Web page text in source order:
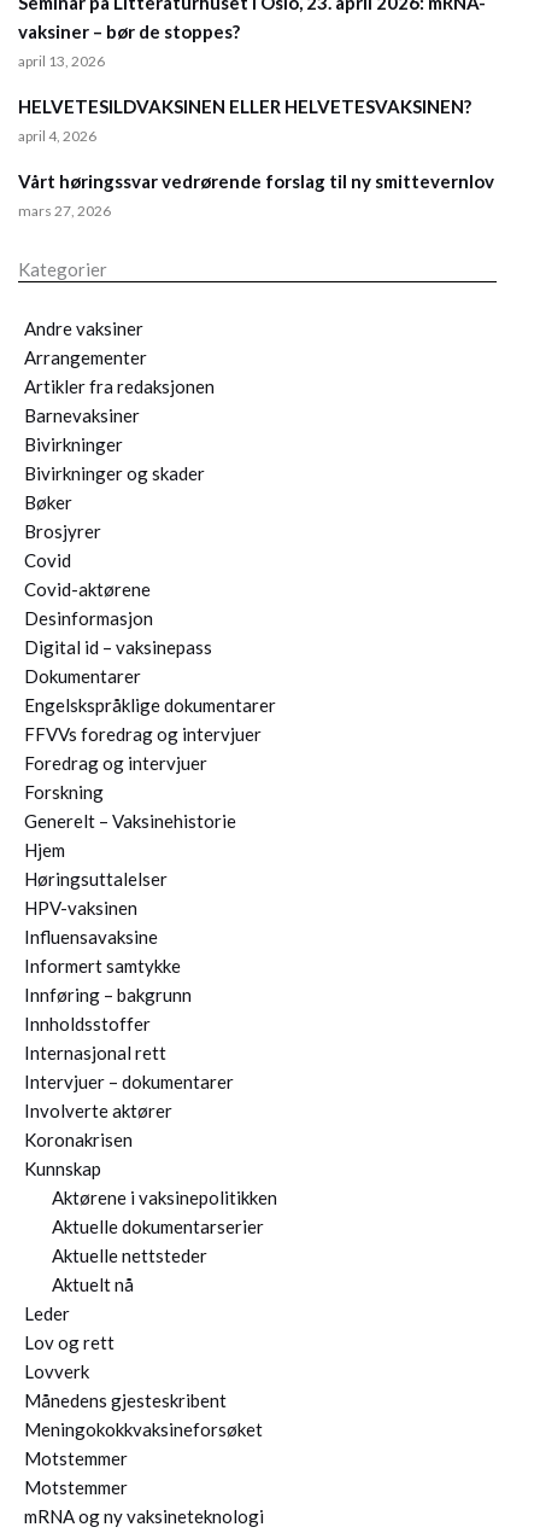
vaksiner – bør de stoppes?
april 13, 2026
HELVETESILDVAKSINEN ELLER HELVETESVAKSINEN?
april 4, 2026
Vårt høringssvar vedrørende forslag til ny smittevernlov
mars 27, 2026
Kategorier
Andre vaksiner
Arrangementer
Artikler fra redaksjonen
Barnevaksiner
Bivirkninger
Bivirkninger og skader
Bøker
Brosjyrer
Covid
Covid-aktørene
Desinformasjon
Digital id – vaksinepass
Dokumentarer
Engelskspråklige dokumentarer
FFVVs foredrag og intervjuer
Foredrag og intervjuer
Forskning
Generelt – Vaksinehistorie
Hjem
Høringsuttalelser
HPV-vaksinen
Influensavaksine
Informert samtykke
Innføring – bakgrunn
Innholdsstoffer
Internasjonal rett
Intervjuer – dokumentarer
Involverte aktører
Koronakrisen
Kunnskap
Aktørene i vaksinepolitikken
Aktuelle dokumentarserier
Aktuelle nettsteder
Aktuelt nå
Leder
Lov og rett
Lovverk
Månedens gjesteskribent
Meningokokkvaksineforsøket
Motstemmer
Motstemmer
mRNA og ny vaksineteknologi